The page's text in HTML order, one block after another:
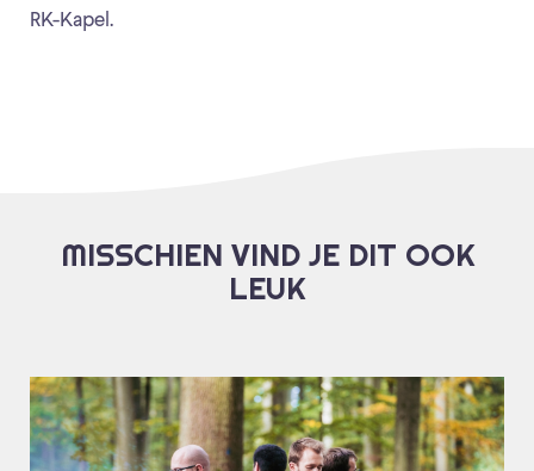
RK-Kapel.
MISSCHIEN VIND JE DIT OOK
LEUK